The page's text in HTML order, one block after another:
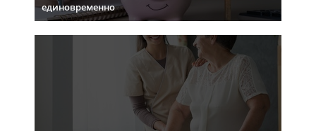
единовременно